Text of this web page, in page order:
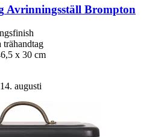
Avrinningsställ Brompton
trähandtag
x 30 cm
augusti